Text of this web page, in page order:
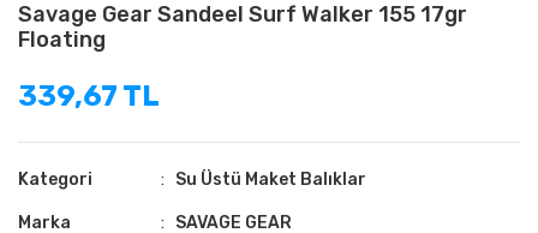
Savage Gear Sandeel Surf Walker 155 17gr
Floating
339,67 TL
Kategori Su Üstü Maket Balıklar
Marka SAVAGE GEAR